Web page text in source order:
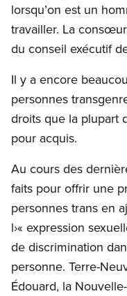
lorsqu’on est un
travailler. La
du conseil exécutif
Il y a encore
personnes
droits que la plupart
pour acquis.
Au cours des
faits pour offrir une
personnes trans en
l›« expression
de discrimination
personne. Terre-
Édouard, la